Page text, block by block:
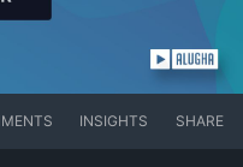
INSIGHTS SHARE